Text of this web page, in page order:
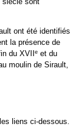
ont été identifiés
la présence de
du XVII
eet du
moulin de Sirault,
liens ci-dessous.